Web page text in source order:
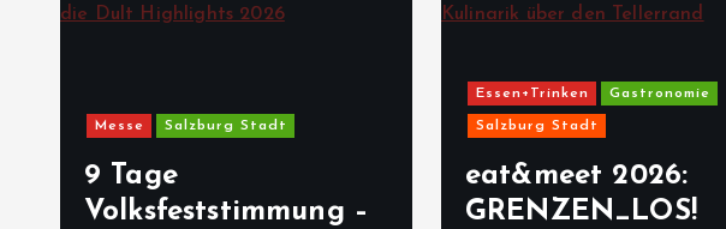
Messe Salzburg Stadt
9 Tage
Volksfeststimmung –
Essen+Trinken Gastronomie
Salzburg Stadt
eat&meet 2026:
GRENZEN_LOS!